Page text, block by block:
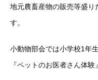
地元農畜産物の販売等盛り
す。
小動物部会では小学校1年
『ペットのお医者さん体